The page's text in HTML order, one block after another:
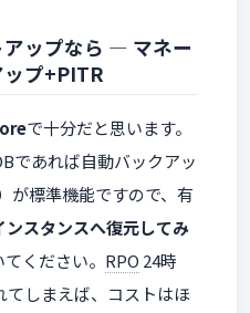
ップなら ― マネー
プ+PITR
で十分だと思います。
であれば自動バックアッ
が標準機能ですので、有
ンスタンスへ復元してみ
ください。 RPO 24時
てしまえば、コストはほ